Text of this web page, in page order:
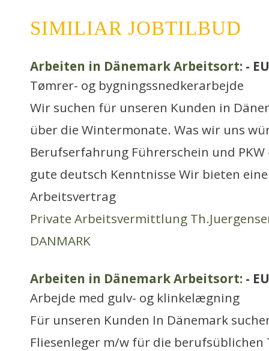
SIMILIAR JOBTILBUD
Arbeiten in Dänemark Arbeitsort: -
Tømrer- og bygningssnedkerarbejde
Wir suchen für unseren Kunden in
über die Wintermonate. Was wir uns
Berufserfahrung Führerschein und
gute deutsch Kenntnisse Wir bieten
Arbeitsvertrag
Private Arbeitsvermittlung
DANMARK
Arbeiten in Dänemark Arbeitsort: -
Arbejde med gulv- og klinkelægning
Für unseren Kunden In Dänemark
Fliesenleger m/w für die